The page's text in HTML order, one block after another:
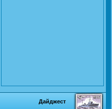
Дайджест